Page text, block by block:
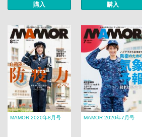
購入 購入
MAMOR 2020年8月号 MAMOR 2020年7月号